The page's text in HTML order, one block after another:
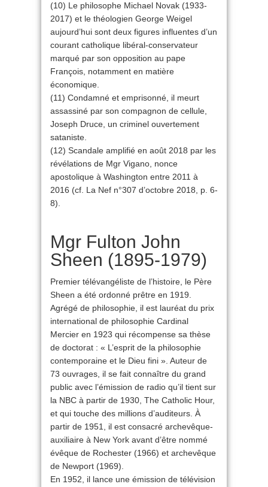
(10) Le philosophe Michael Novak (1933-
2017) et le théologien George Weigel
aujourd’hui sont deux figures influentes d’un
courant catholique libéral-conservateur
marqué par son opposition au pape
François, notamment en matière
économique.
(11) Condamné et emprisonné, il meurt
assassiné par son compagnon de cellule,
Joseph Druce, un criminel ouvertement
sataniste.
(12) Scandale amplifié en août 2018 par les
révélations de Mgr Vigano, nonce
apostolique à Washington entre 2011 à
2016 (cf. La Nef n°307 d’octobre 2018, p. 6-
8).
Mgr Fulton John
Sheen (1895-1979)
Premier télévangéliste de l’histoire, le Père
Sheen a été ordonné prêtre en 1919.
Agrégé de philosophie, il est lauréat du prix
international de philosophie Cardinal
Mercier en 1923 qui récompense sa thèse
de doctorat : « L’esprit de la philosophie
contemporaine et le Dieu fini ». Auteur de
73 ouvrages, il se fait connaître du grand
public avec l’émission de radio qu’il tient sur
la NBC à partir de 1930, The Catholic Hour,
et qui touche des millions d’auditeurs. À
partir de 1951, il est consacré archevêque-
auxiliaire à New York avant d’être nommé
évêque de Rochester (1966) et archevêque
de Newport (1969).
En 1952, il lance une émission de télévision